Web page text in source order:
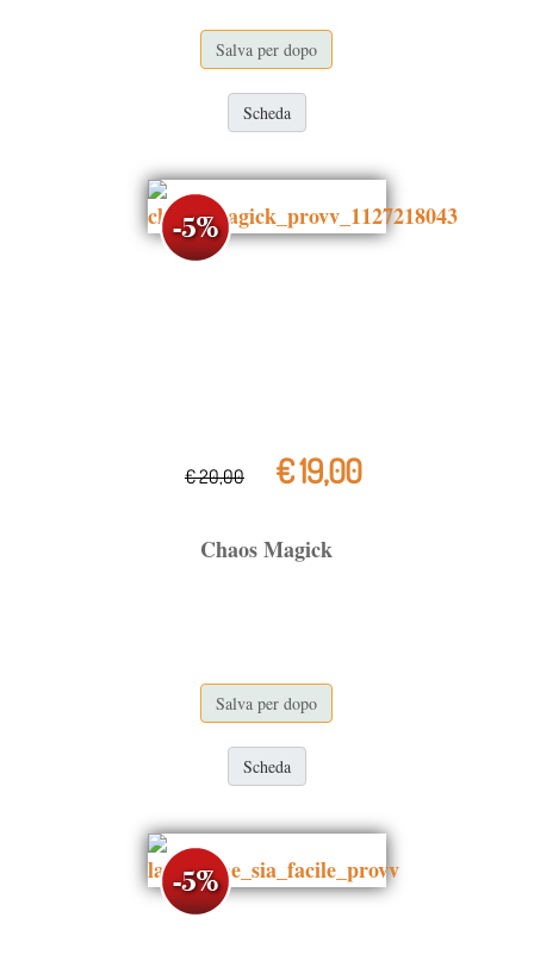
Salva per dopo
Scheda
€ 20,00 € 19,00
Chaos Magick
Salva per dopo
Scheda